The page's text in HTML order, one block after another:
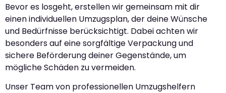
Bevor es losgeht, erstellen wir gemeinsam mit dir
einen individuellen Umzugsplan, der deine Wünsche
und Bedürfnisse berücksichtigt. Dabei achten wir
besonders auf eine sorgfältige Verpackung und
sichere Beförderung deiner Gegenstände, um
mögliche Schäden zu vermeiden.
Unser Team von professionellen Umzugshelfern